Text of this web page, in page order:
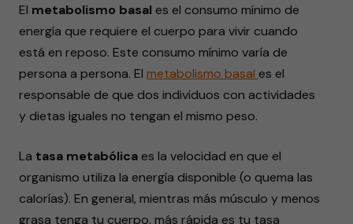
El metabolismo basal es el consumo mínimo de
energía que requiere el cuerpo para vivir cuando
está en reposo. Este consumo mínimo varía de
persona a persona. El metabolismo basal es el
responsable de que dos individuos con actividades
y dietas iguales no tengan el mismo peso.
La tasa metabólica es la velocidad en que el
organismo utiliza la energía disponible (o quema las
calorías). En general, mientras más músculo y menos
grasa tenga tu cuerpo, más rápida es tu tasa